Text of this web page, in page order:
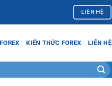
LIÊN HỆ
KIẾN THỨC FOREX LIÊN HỆ